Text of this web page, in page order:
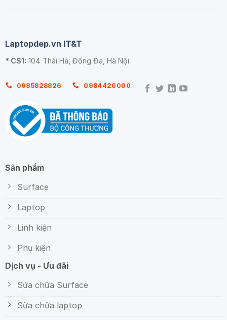
Laptopdep.vn IT&T
* CS1: 104 Thái Hà, Đống Đa, Hà Nội
0985828826 0984420000
Sản phẩm
Surface
Laptop
Linh kiện
Phụ kiện
Dịch vụ - Ưu đãi
Sửa chữa Surface
Sữa chữa laptop